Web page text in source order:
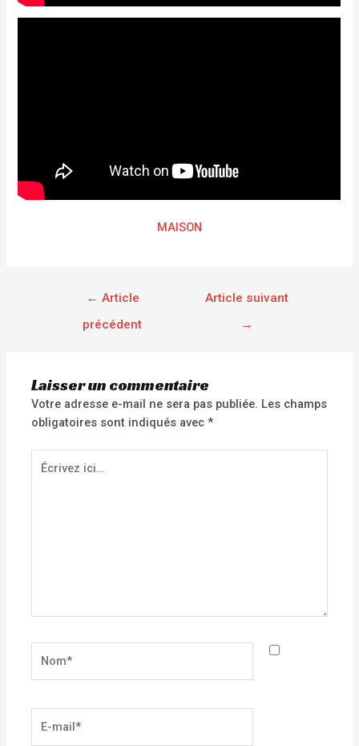
MAISON
← Article
précédent
Article suivant
→
Laisser un commentaire
Votre adresse e-mail ne sera pas publiée. Les champs
obligatoires sont indiqués avec*
Écrivez
ici…
mail*